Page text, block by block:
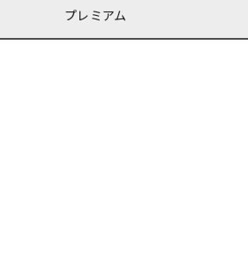
プレミアム